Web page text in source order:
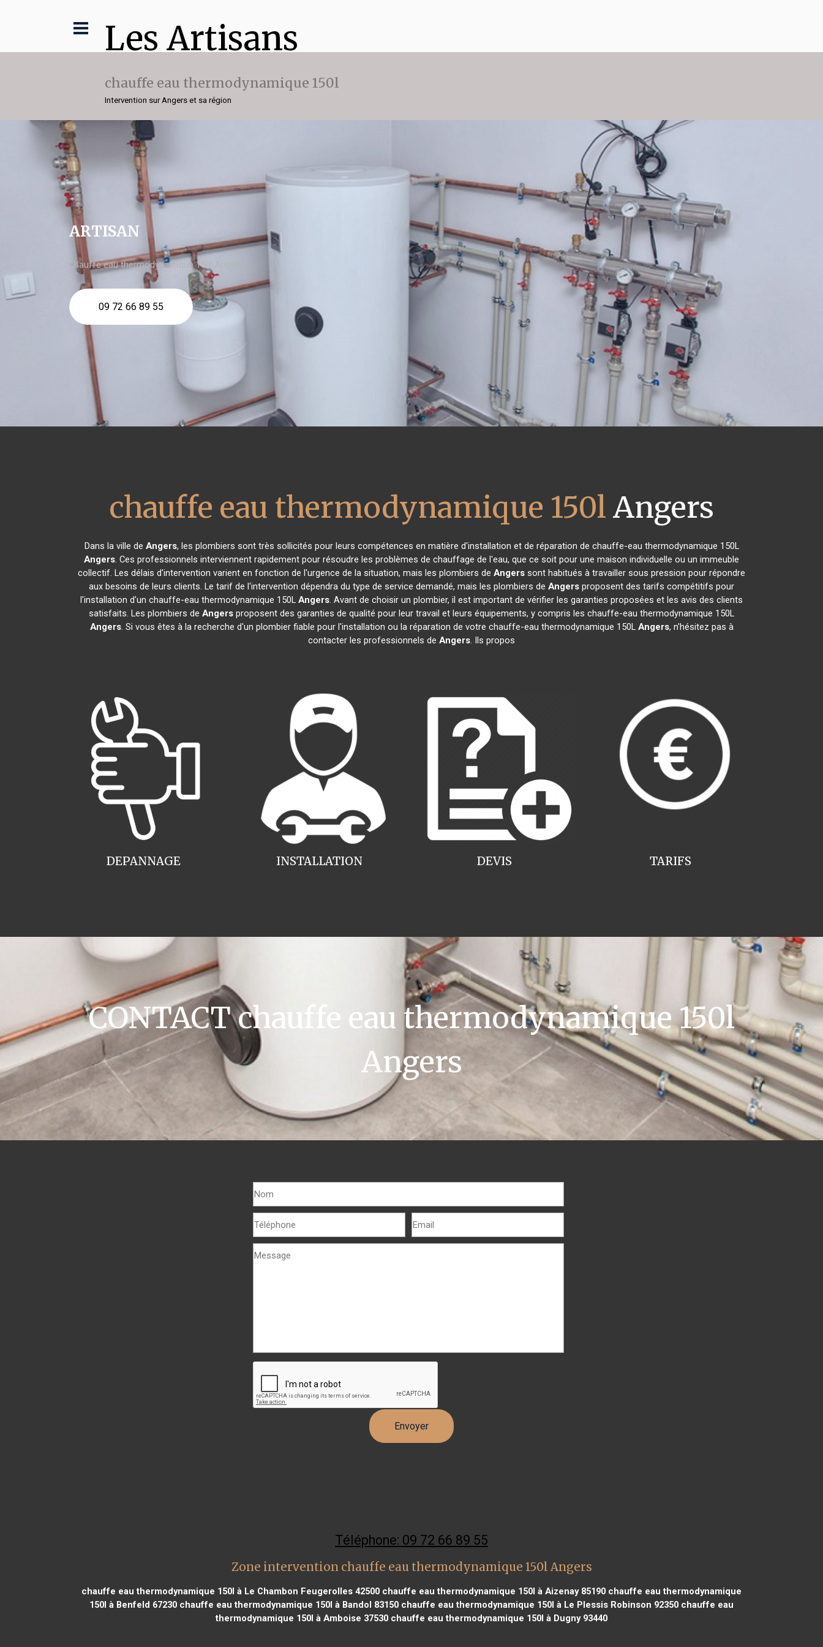
Les Artisans
chauffe eau thermodynamique 150l
Intervention sur Angers et sa région
ARTISAN
chauffe eau thermodynamique 150l Angers
09 72 66 89 55
chauffe eau thermodynamique 150l Angers
Dans la ville de Angers, les plombiers sont très sollicités pour leurs compétences en matière d'installation et de réparation de chauffe-eau thermodynamique 150L
Angers. Ces professionnels interviennent rapidement pour résoudre les problèmes de chauffage de l'eau, que ce soit pour une maison individuelle ou un immeuble
collectif. Les délais d'intervention varient en fonction de l'urgence de la situation, mais les plombiers de Angers sont habitués à travailler sous pression pour répondre
aux besoins de leurs clients. Le tarif de l'intervention dépendra du type de service demandé, mais les plombiers de Angers proposent des tarifs compétitifs pour
l'installation d'un chauffe-eau thermodynamique 150L Angers. Avant de choisir un plombier, il est important de vérifier les garanties proposées et les avis des clients
satisfaits. Les plombiers de Angers proposent des garanties de qualité pour leur travail et leurs équipements, y compris les chauffe-eau thermodynamique 150L
Angers. Si vous êtes à la recherche d'un plombier fiable pour l'installation ou la réparation de votre chauffe-eau thermodynamique 150L Angers, n'hésitez pas à
contacter les professionnels de Angers. Ils propos
INSTALLATION
DEPANNAGE TARIFS
DEVIS
CONTACT chauffe eau thermodynamique 150l
Angers
Téléphone: 09 72 66 89 55
Zone intervention chauffe eau thermodynamique 150l Angers
chauffe eau thermodynamique 150l à Le Chambon Feugerolles 42500 chauffe eau thermodynamique 150l à Aizenay 85190 chauffe eau thermodynamique
150l à Benfeld 67230 chauffe eau thermodynamique 150l à Bandol 83150 chauffe eau thermodynamique 150l à Le Plessis Robinson 92350 chauffe eau
thermodynamique 150l à Amboise 37530 chauffe eau thermodynamique 150l à Dugny 93440